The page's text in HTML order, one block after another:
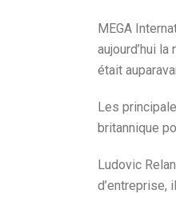
MEGA
aujourd’hui
était
Les
britannique
Ludovic
d’entreprise,